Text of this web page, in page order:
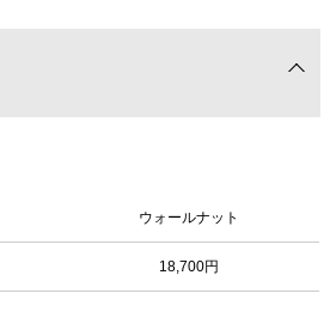
ウォールナット
18,700円